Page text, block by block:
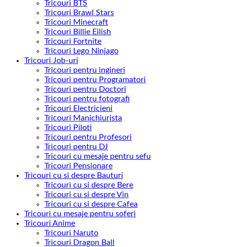
Tricouri BTS
Tricouri Brawl Stars
Tricouri Minecraft
Tricouri Billie Eilish
Tricouri Fortnite
Tricouri Lego Ninjago
Tricouri Job-uri
Tricouri pentru ingineri
Tricouri pentru Programatori
Tricouri pentru Doctori
Tricouri pentru fotografi
Tricouri Electricieni
Tricouri Manichiurista
Tricouri Piloti
Tricouri pentru Profesori
Tricouri pentru DJ
Tricouri cu mesaje pentru sefu
Tricouri Pensionare
Tricouri cu si despre Bauturi
Tricouri cu si despre Bere
Tricouri cu si despre Vin
Tricouri cu si despre Cafea
Tricouri cu mesaje pentru soferi
Tricouri Anime
Tricouri Naruto
Tricouri Dragon Ball